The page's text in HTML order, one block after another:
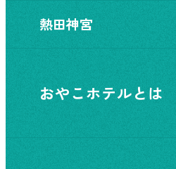
熱田神宮
おやこホテルとは